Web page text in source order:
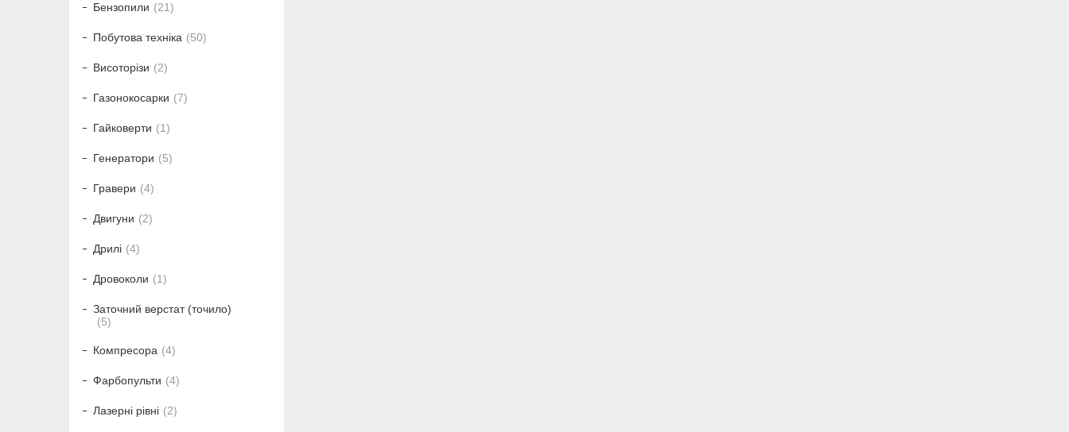
Бензопили 21
Побутова техніка 50
Висоторізи 2
Газонокосарки 7
Гайковерти 1
Генератори 5
Гравери 4
Двигуни 2
Дрилі 4
Дровоколи 1
Заточний верстат (точило)
5
Компресора 4
Фарбопульти 4
Лазерні рівні 2